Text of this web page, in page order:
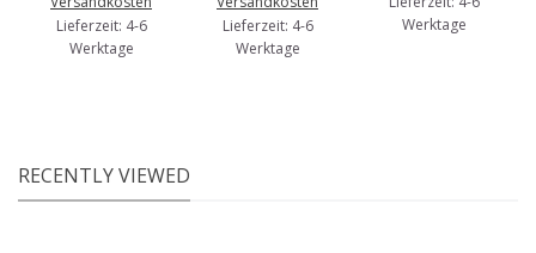
Lieferzeit: 4-6
Werktage
Lieferzeit: 4-6
Werktage
Werktage
RECENTLY VIEWED